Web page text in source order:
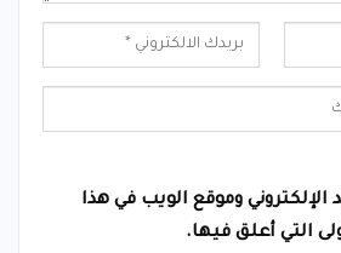
وموقع الويب في هذا
التي أعلق فيها.